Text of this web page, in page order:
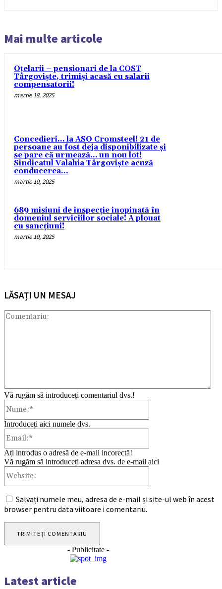
Mai multe articole
Oțelarii – pensionari de la COST
Târgoviște, trimiși acasă cu salarii
compensatorii!
martie 18, 2025
Concedieri… la ASO Cromsteel! 21 de
persoane au fost deja disponibilizate și
se pare că urmează… un nou lot!
Sindicatul Valahia Târgoviște acuză
conducerea...
martie 10, 2025
689 misiuni de inspecție inopinată în
domeniul serviciilor sociale! A plouat
cu sancțiuni!
martie 10, 2025
LĂSAȚI UN MESAJ
Vă rugăm să introduceți comentariul dvs.!
Introduceți aici numele dvs.
Ați introdus o adresă de e-mail incorectă!
Vă rugăm să introduceți adresa dvs. de e-mail aici
Salvați numele meu, adresa de e-mail și site-ul web în acest
browser pentru data viitoare i comentariu.
- Publicitate -
Latest article